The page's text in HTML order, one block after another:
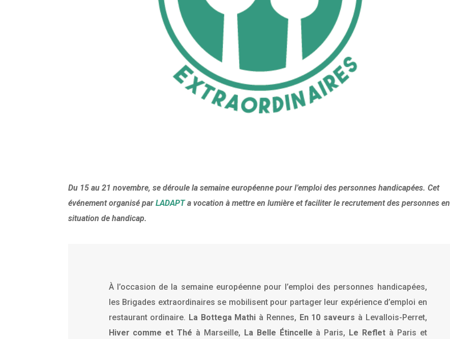
Du 15 au 21 novembre, se déroule la semaine européenne pour l’emploi des personnes handicapées. Cet
événement organisé parLADAPTa vocation à mettre en lumière et faciliter le recrutement des personnes en
situation de handicap.
À l’occasion de la semaine européenne pour l’emploi des personnes handicapées,
les Brigades extraordinaires se mobilisent pour partager leur expérience d’emploi en
restaurant ordinaire. La Bottega Mathi à Rennes, En 10 saveurs à Levallois-Perret,
Hiver comme et Thé à Marseille, La Belle Étincelle à Paris, Le Reflet à Paris et